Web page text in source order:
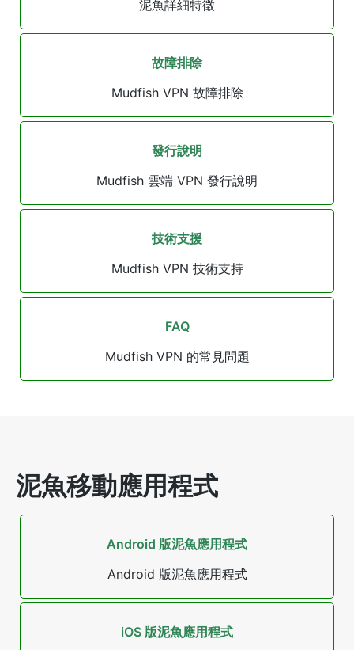
泥魚詳細特徵
故障排除
Mudfish VPN 故障排除
發行說明
Mudfish 雲端 VPN 發行說明
技術支援
Mudfish VPN 技術支持
FAQ
Mudfish VPN 的常見問題
泥魚移動應用程式
Android 版泥魚應用程式
Android 版泥魚應用程式
iOS 版泥魚應用程式